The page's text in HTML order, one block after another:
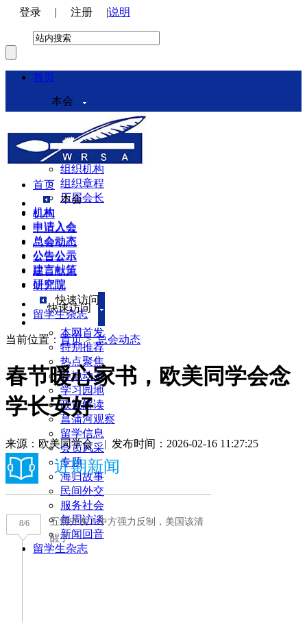
登录 | 注册 |说明
首页
本会
本会介绍
领导机构
理事会
组织机构
组织章程
历届会长
机构
申请入会
总会动态
公告公示
建言献策
研究院
快速访问
本网首发
特别推荐
热点聚焦
各地动态
学习园地
政策解读
菖蒲河观察
留学信息
会员风采
专题
海归故事
民间外交
服务社会
每周访谈
新闻回音
留学生杂志
首页
本会
机构
申请入会
总会动态
公告公示
建言献策
研究院
快速访问
留学生杂志
当前位置： 首页>总会动态
春节暖心家书，欧美同学会念
学长安好
来源：欧美同学会 | 发布时间：2026-02-16 11:27:25